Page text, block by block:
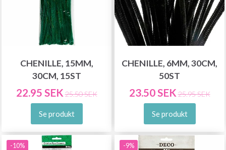
CHENILLE, 15MM,
30CM, 15ST
22.95 SEK 25.50 SEK
Se produkt
CHENILLE, 6MM, 30CM,
50ST
23.50 SEK 25.95 SEK
Se produkt
-10% -9%